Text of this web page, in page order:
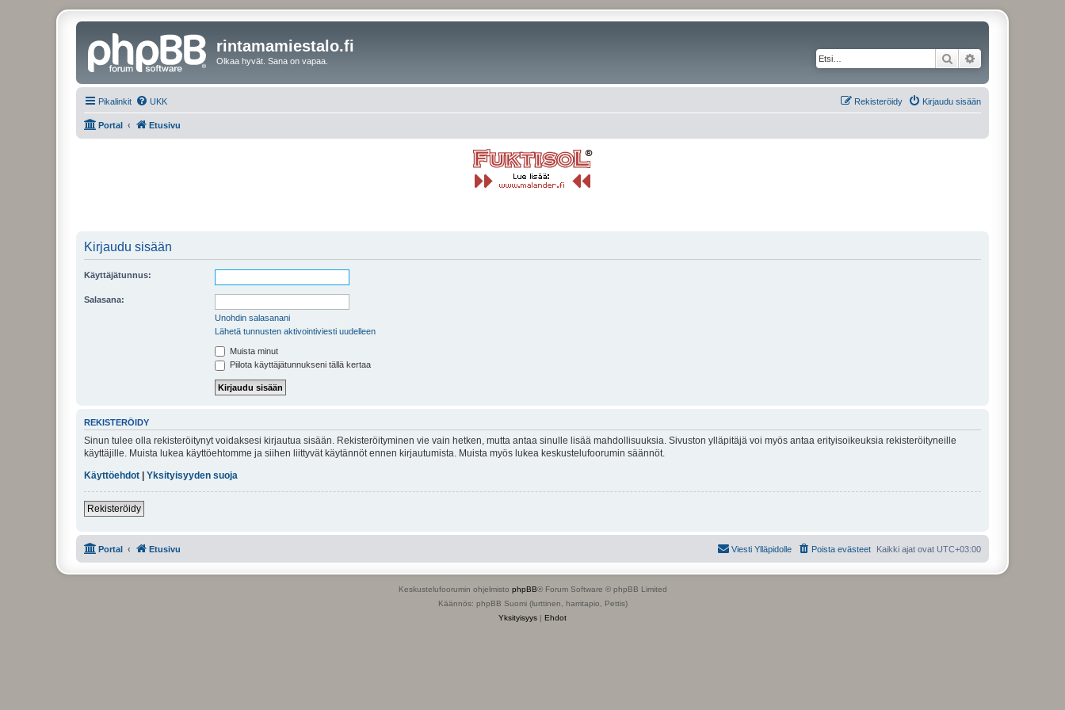
rintamamiestalo.fi
Olkaa hyvät. Sana on vapaa. Etsi
Pikalinkit UKK Kirjaudu sisään
Rekisteröidy
Portal Etusivu
Kirjaudu sisään
Käyttäjätunnus:
Salasana:
Unohdin salasanani
Lähetä tunnusten aktivointiviesti uudelleen
Muista minut
Piilota käyttäjätunnukseni tällä kertaa
REKISTERÖIDY
Sinun tulee olla rekisteröitynyt voidaksesi kirjautua sisään. Rekisteröityminen vie vain hetken, mutta antaa sinulle lisää mahdollisuuksia. Sivuston ylläpitäjä voi myös antaa erityisoikeuksia rekisteröityneille
käyttäjille. Muista lukea käyttöehtomme ja siihen liittyvät käytännöt ennen kirjautumista. Muista myös lukea keskustelufoorumin säännöt.
Käyttöehdot
Yksityisyyden suoja
Rekisteröidy
Portal Etusivu Kaikki ajat ovat UTC+03:00
Poista evästeet
Viesti Ylläpidolle
Keskustelufoorumin ohjelmisto phpBB® Forum Software © phpBB Limited
Käännös: phpBB Suomi (lurttinen, harritapio, Pettis)
Yksityisyys | Ehdot